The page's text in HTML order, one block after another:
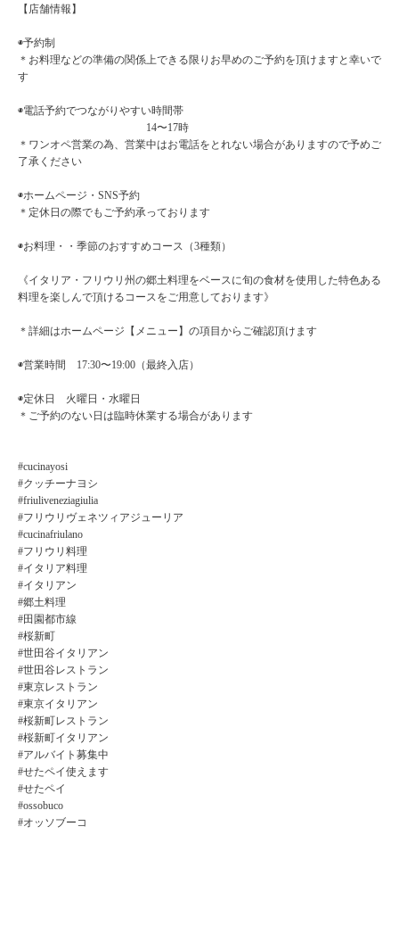
【店舗情報】
◉予約制
＊お料理などの準備の関係上できる限りお早めのご予約を頂けますと幸いで
す
◉電話予約でつながりやすい時間帯
14〜17時
＊ワンオペ営業の為、営業中はお電話をとれない場合がありますので予めご
了承ください
◉ホームページ・SNS予約
＊定休日の際でもご予約承っております
◉お料理・・季節のおすすめコース（3種類）
《イタリア・フリウリ州の郷土料理をベースに旬の食材を使用した特色ある
料理を楽しんで頂けるコースをご用意しております》
＊詳細はホームページ【メニュー】の項目からご確認頂けます
◉営業時間 17:30〜19:00（最終入店）
◉定休日 火曜日・水曜日
＊ご予約のない日は臨時休業する場合があります
#cucinayosi
#クッチーナヨシ
#friuliveneziagiulia
#フリウリヴェネツィアジューリア
#cucinafriulano
#フリウリ料理
#イタリア料理
#イタリアン
#郷土料理
#田園都市線
#桜新町
#世田谷イタリアン
#世田谷レストラン
#東京レストラン
#東京イタリアン
#桜新町レストラン
#桜新町イタリアン
#アルバイト募集中
#せたペイ使えます
#せたペイ
#ossobuco
#オッソブーコ